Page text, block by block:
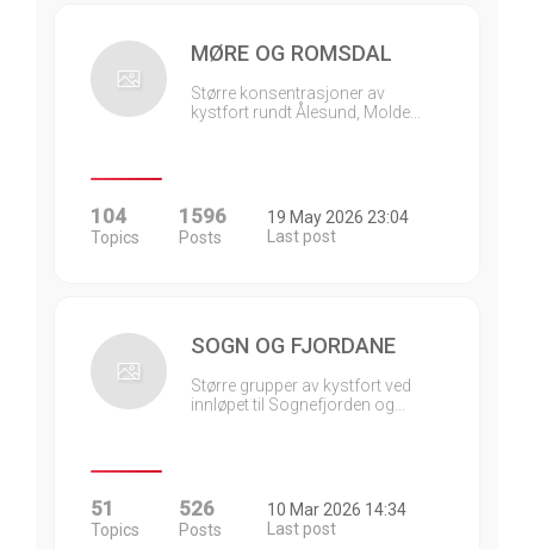
MØRE OG ROMSDAL
Større konsentrasjoner av
kystfort rundt Ålesund, Molde…
104
Topics
1596
Posts
19 May 2026 23:04
Last post
SOGN OG FJORDANE
Større grupper av kystfort ved
innløpet til Sognefjorden og…
51
Topics
526
Posts
10 Mar 2026 14:34
Last post